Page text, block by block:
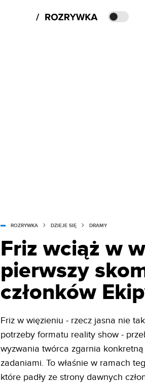
ROZRYWKA DZIEJE SIĘ DRAMY
Friz wciąż w
pierwszy
członków
Friz w więzieniu - rzecz jasna nie
potrzeby formatu reality show -
wyzwania twórca zgarnia
zadaniami. To właśnie w ramach
które padły ze strony dawnych